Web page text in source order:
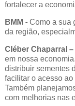
fortalecer a
BMM - Como a sua
da região,
Cléber Chaparral –
em nossa
distribuir sementes
facilitar o acesso
Também
com melhorias nas